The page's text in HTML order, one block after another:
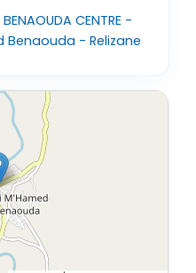
BENAOUDA CENTRE -
Benaouda - Relizane